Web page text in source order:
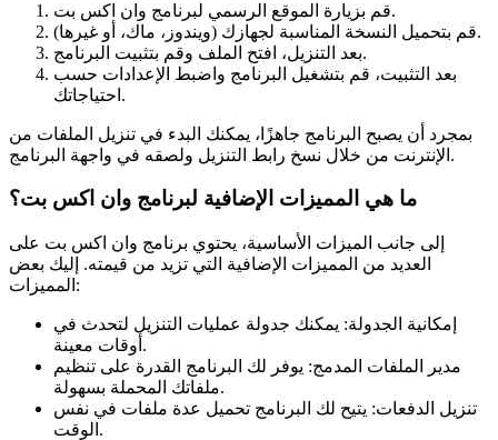
قم بزيارة الموقع الرسمي لبرنامج وان اكس بت.
قم بتحميل النسخة المناسبة لجهازك (ويندوز، ماك، أو غيرها).
بعد التنزيل، افتح الملف وقم بتثبيت البرنامج.
بعد التثبيت، قم بتشغيل البرنامج واضبط الإعدادات حسب
احتياجاتك.
بمجرد أن يصبح البرنامج جاهزًا، يمكنك البدء في تنزيل الملفات من
الإنترنت من خلال نسخ رابط التنزيل ولصقه في واجهة البرنامج.
ما هي المميزات الإضافية لبرنامج وان اكس بت؟
إلى جانب الميزات الأساسية، يحتوي برنامج وان اكس بت على
العديد من المميزات الإضافية التي تزيد من قيمته. إليك بعض
المميزات:
إمكانية الجدولة: يمكنك جدولة عمليات التنزيل لتحدث في
أوقات معينة.
مدير الملفات المدمج: يوفر لك البرنامج القدرة على تنظيم
ملفاتك المحملة بسهولة.
تنزيل الدفعات: يتيح لك البرنامج تحميل عدة ملفات في نفس
الوقت.